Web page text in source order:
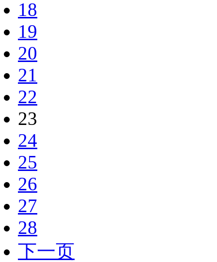
18
19
20
21
22
23
24
25
26
27
28
下一页